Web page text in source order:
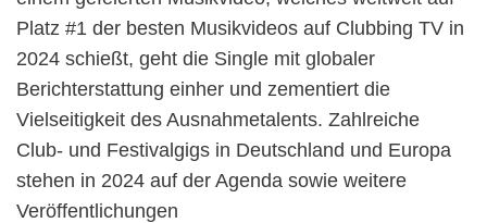
Platz #1 der besten Musikvideos auf Clubbing TV in
2024 schießt, geht die Single mit globaler
Berichterstattung einher und zementiert die
Vielseitigkeit des Ausnahmetalents. Zahlreiche
Club- und Festivalgigs in Deutschland und Europa
stehen in 2024 auf der Agenda sowie weitere
Veröffentlichungen